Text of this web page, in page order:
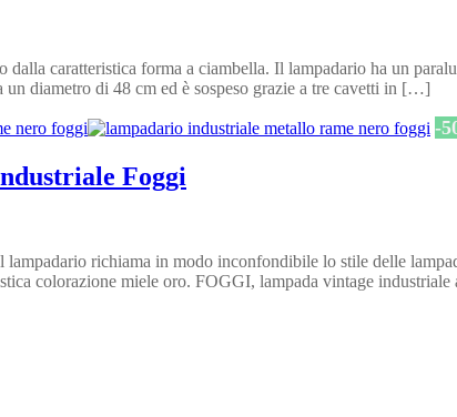
caratteristica forma a ciambella. Il lampadario ha un
un diametro di 48 cm ed è sospeso grazie a tre cavetti in […]
-
Foggi
richiama in modo inconfondibile lo stile delle
colorazione miele oro. FOGGI, lampada vintage